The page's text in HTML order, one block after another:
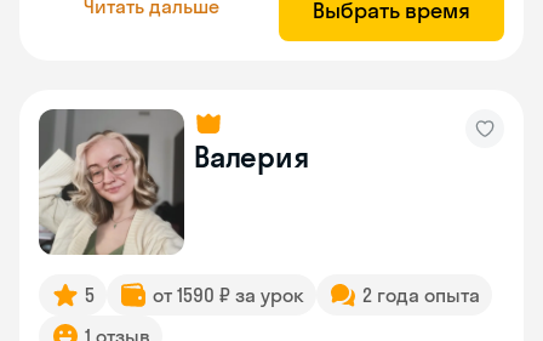
Читать дальше Выбрать время
Валерия
5 от 1590 ₽ за урок
2 года опыта
1 отзыв